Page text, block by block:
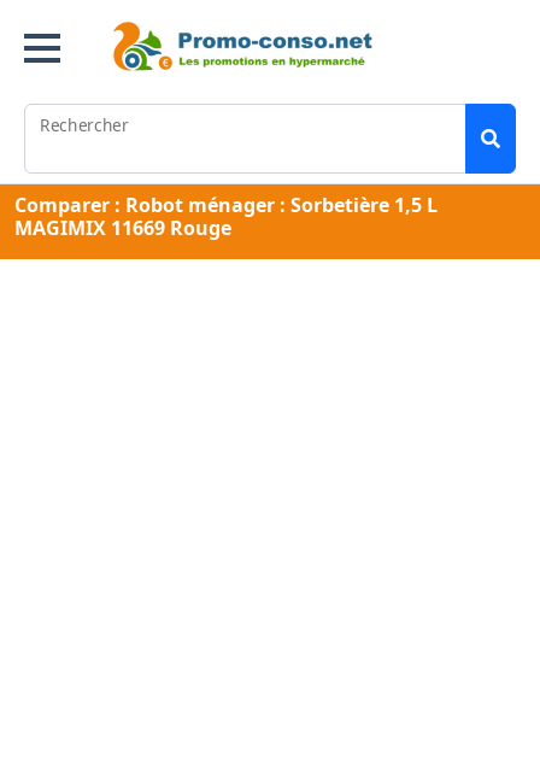
Rechercher
Comparer : Robot ménager : Sorbetière 1,5 L
MAGIMIX 11669 Rouge